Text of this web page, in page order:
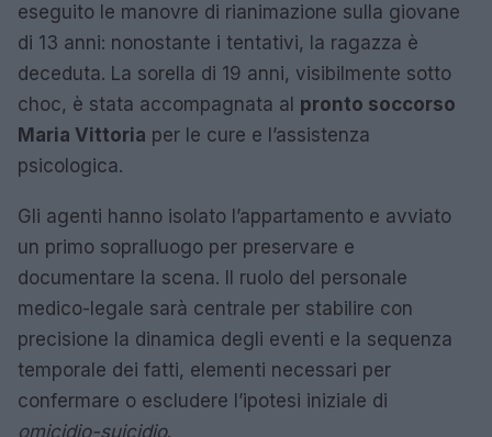
eseguito le manovre di rianimazione sulla giovane
di 13 anni: nonostante i tentativi, la ragazza è
deceduta. La sorella di 19 anni, visibilmente sotto
choc, è stata accompagnata al pronto soccorso
Maria Vittoria per le cure e l’assistenza
psicologica.
Gli agenti hanno isolato l’appartamento e avviato
un primo sopralluogo per preservare e
documentare la scena. Il ruolo del personale
medico-legale sarà centrale per stabilire con
precisione la dinamica degli eventi e la sequenza
temporale dei fatti, elementi necessari per
confermare o escludere l’ipotesi iniziale di
omicidio-suicidio.